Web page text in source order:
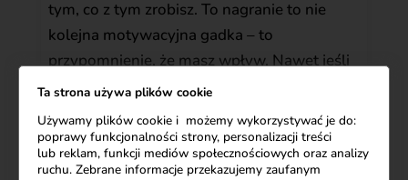
tym, co z tym zrobisz. To nagranie to nie
kolejna motywacyjna gadka – to
przypomnienie, że masz wpływ. Nawet jeśli
życie cię przygięło, to ty decydujesz, czy się
podniesiesz. Posłuchaj tego zanim znów
pozwolisz, by ktoś zranił twoje granice,
zignorował twoją wartość. Czas odzyskać
Ta strona używa plików cookie
Używamy plików cookie i możemy wykorzystywać je do:
poprawy funkcjonalności strony, personalizacji treści
lub reklam, funkcji mediów społecznościowych oraz analizy
ruchu. Zebrane informacje przekazujemy zaufanym